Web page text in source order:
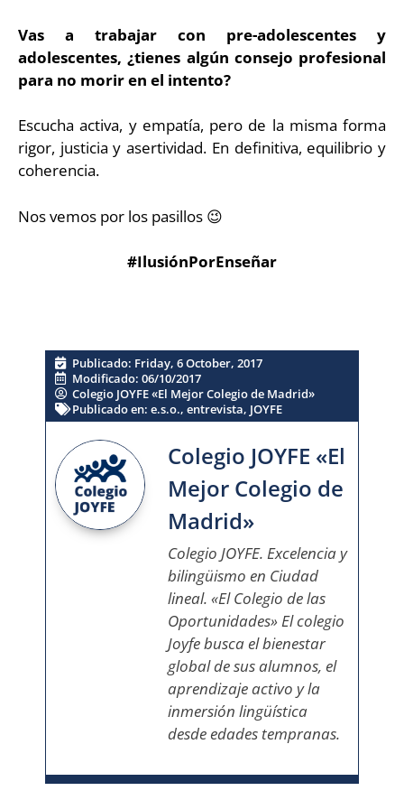
Vas a trabajar con pre-adolescentes y
adolescentes, ¿tienes algún consejo profesional
para no morir en el intento?
Escucha activa, y empatía, pero de la misma forma
rigor, justicia y asertividad. En definitiva, equilibrio y
coherencia.
Nos vemos por los pasillos 😉
#IlusiónPorEnseñar
Publicado: Friday, 6 October, 2017
Modificado: 06/10/2017
Colegio JOYFE «El Mejor Colegio de Madrid»
Publicado en: e.s.o., entrevista, JOYFE
Colegio JOYFE «El
Mejor Colegio de
Madrid»
Colegio JOYFE. Excelencia y
bilingüismo en Ciudad
lineal. «El Colegio de las
Oportunidades» El colegio
Joyfe busca el bienestar
global de sus alumnos, el
aprendizaje activo y la
inmersión lingüística
desde edades tempranas.